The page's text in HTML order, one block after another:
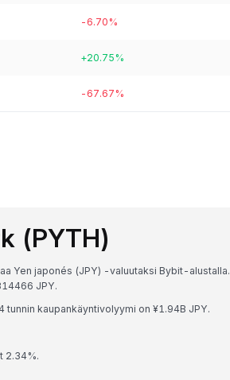
-6.70%
+20.75%
-67.67%
(PYTH)
Yen japonés (JPY) -valuutaksi Bybit-alustalla.
JPY.
kaupankäyntivolyymi on ¥1.94B JPY.
2.34%.